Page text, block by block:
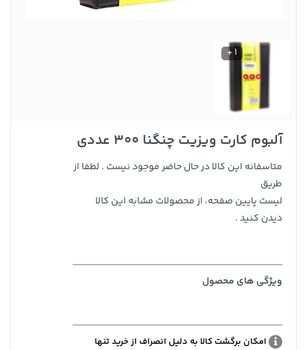
1 +
آلبوم کارت ویزیت چنگنا 300 عددی
متاسفانه این کالا در حال حاضر موجود نیست . لطفا از
طریق
لیست پایین صفحه، از محصولات مشابه این کالا
دیدن کنید .
ویژگی های محصول
امکان برگشت کالا به دلیل انصراف از خرید تنها